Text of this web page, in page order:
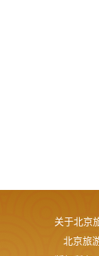
关于北京
北京旅